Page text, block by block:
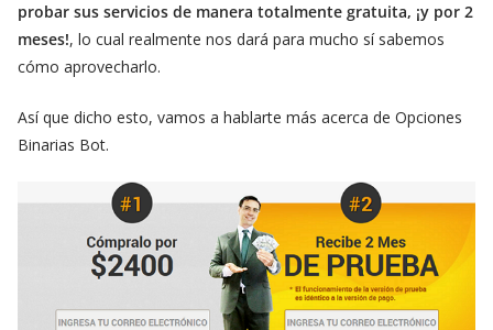
probar sus servicios de manera totalmente gratuita, ¡y por 2
meses!, lo cual realmente nos dará para mucho sí sabemos
cómo aprovecharlo.
Así que dicho esto, vamos a hablarte más acerca de Opciones
Binarias Bot.